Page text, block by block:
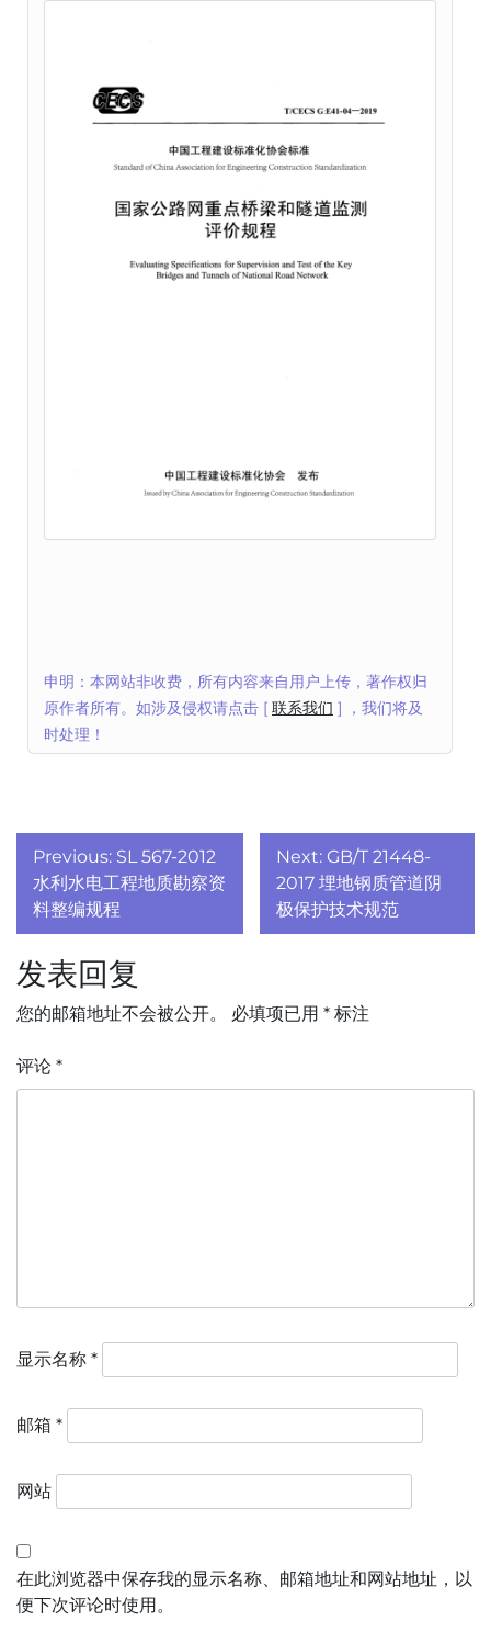
申明：本网站非收费，所有内容来自用户上传，著作权归
原作者所有。如涉及侵权请点击 [ 联系我们 ] ，我们将及
时处理！
文
章
导
航
Previous: SL 567-2012
水利水电工程地质勘察资
料整编规程
Next: GB/T 21448-
2017 埋地钢质管道阴
极保护技术规范
发表回复
您的邮箱地址不会被公开。 必填项已用 * 标注
评论 *
显示名称 *
邮箱 *
网站
在此浏览器中保存我的显示名称、邮箱地址和网站地址，以
便下次评论时使用。